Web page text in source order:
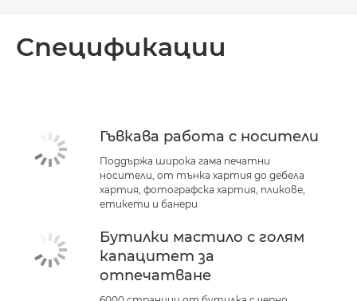
Спецификации
Гъвкава работа с носители
Поддържа широка гама печатни
носители, от тънка хартия до дебела
хартия, фотографска хартия, пликове,
етикети и банери
Бутилки мастило с голям
капацитет за
отпечатване